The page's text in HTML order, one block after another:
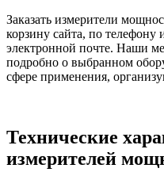
Заказать измерители
корзину сайта, по телефону
электронной почте. Наши
подробно о выбранном
сфере применения,
Технические
измерителей